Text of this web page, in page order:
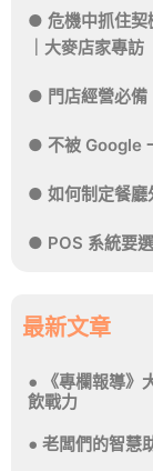
危機中抓住
｜大麥店家專訪
門店經營必備
不被 Google
如何制定餐廳
POS 系統要
最新文章
《專欄報導
飲戰力
老闆們的智慧